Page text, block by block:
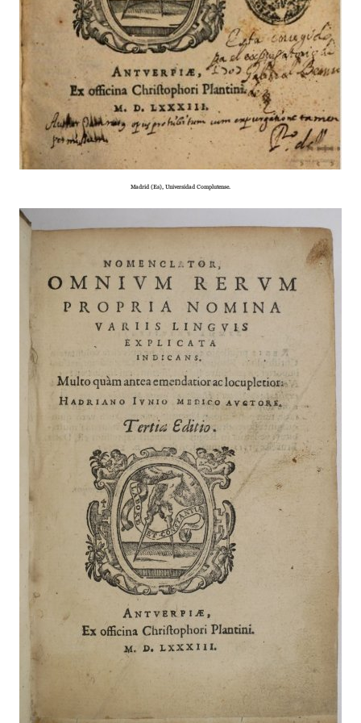
Madrid (Es), Universidad Complutense.